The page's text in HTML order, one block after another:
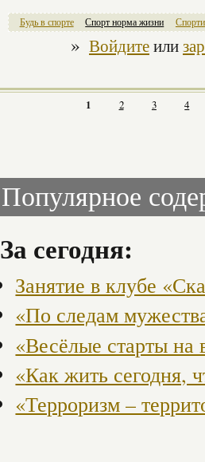
Будь в спорте Спорт норма жизни
» Войдитеили
1 2 3 4
Популярное
За сегодня:
Занятие в клубе
«По следам
«Весёлые старты на
«Как жить сегодня,
«Терроризм –